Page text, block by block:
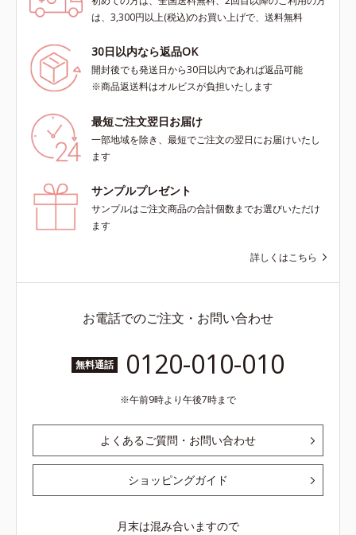
は、3,300円以上(税込)のお買い上げで、送料無料
30日以内なら返品OK
開封後でも発送日から30日以内であれば返品可能
※商品返送料はオルビスが負担いたします
最短ご注文翌日お届け
一部地域を除き、最短でご注文の翌日にお届けいたし
ます
サンプルプレゼント
サンプルはご注文商品の合計個数までお選びいただけ
ます
詳しくはこちら
お電話でのご注文・お問い合わせ
無料通話 0120-010-010
午前9時より午後7時まで
よくあるご質問・お問い合わせ
ショッピングガイド
月末は混み合いますので